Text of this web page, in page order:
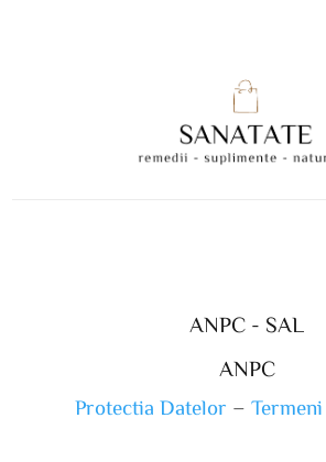
ANPC - SAL
ANPC
Protectia Datelor –